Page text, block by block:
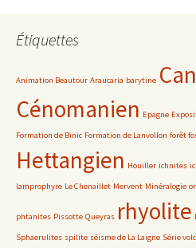
Étiquettes
Animation Beautour Araucaria barytine
Cénomanien Epagne
Formation de Binic Formation de Lanvollon forêt
Hettangien Houiller ichnites
lamprophyre Le Chenaillet Mervent Minéralogie
phtanites Pissotte Queyras rhyolite
Sphaerulites spilite séisme de La Laigne Série